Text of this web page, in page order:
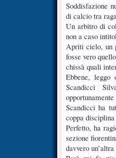
Soddisfazione
di calcio tra
Un arbitro di
non a caso
Apriti cielo, un
fosse vero
chissà quali
Ebbene,
Scandicci
Scandicci ha
coppa
Perfetto, ha
sezione
davvero un’altra